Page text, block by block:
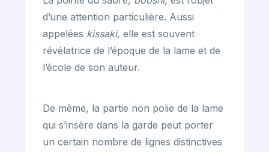
d’une attention particulière. Aussi
appelées kissaki, elle est souvent
révélatrice de l’époque de la lame et de
l’école de son auteur.
De même, la partie non polie de la lame
qui s’insère dans la garde peut porter
un certain nombre de lignes distinctives